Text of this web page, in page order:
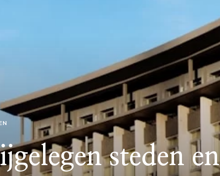
steden en